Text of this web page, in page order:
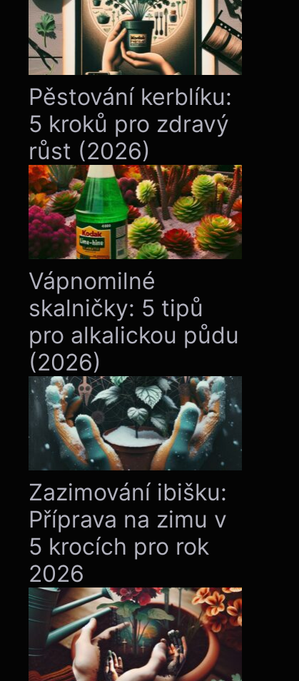
Pěstování kerblíku:
5 kroků pro zdravý
růst (2026)
Vápnomilné
skalničky: 5 tipů
pro alkalickou půdu
(2026)
Zazimování ibišku:
Příprava na zimu v
5 krocích pro rok
2026